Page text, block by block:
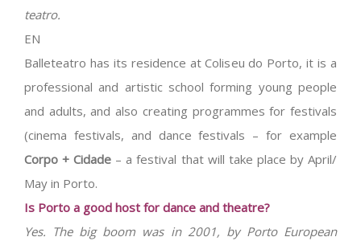
teatro.
EN
Balleteatro has its residence at Coliseu do Porto, it is a
professional and artistic school forming young people
and adults, and also creating programmes for festivals
(cinema festivals, and dance festivals – for example
Corpo + Cidade – a festival that will take place by April/
May in Porto.
Is Porto a good host for dance and theatre?
Yes. The big boom was in 2001, by Porto European